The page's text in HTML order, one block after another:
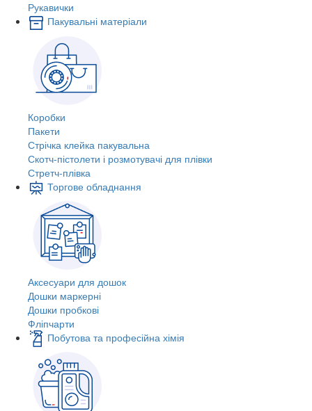
Рукавички
Пакувальні матеріали
Коробки
Пакети
Стрічка клейка пакувальна
Скотч-пістолети і розмотувачі для плівки
Стретч-плівка
Торгове обладнання
Аксесуари для дошок
Дошки маркерні
Дошки пробкові
Фліпчарти
Побутова та професійна хімія